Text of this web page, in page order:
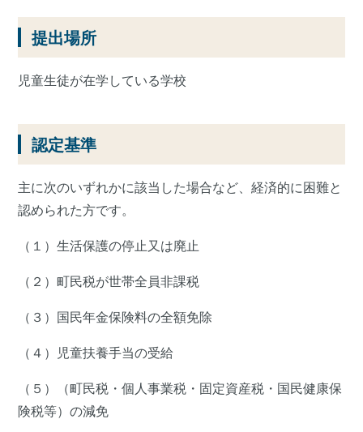
提出場所
児童生徒が在学している学校
認定基準
主に次のいずれかに該当した場合など、経済的に困難と
認められた方です。
（１）生活保護の停止又は廃止
（２）町民税が世帯全員非課税
（３）国民年金保険料の全額免除
（４）児童扶養手当の受給
（５）（町民税・個人事業税・固定資産税・国民健康保
険税等）の減免